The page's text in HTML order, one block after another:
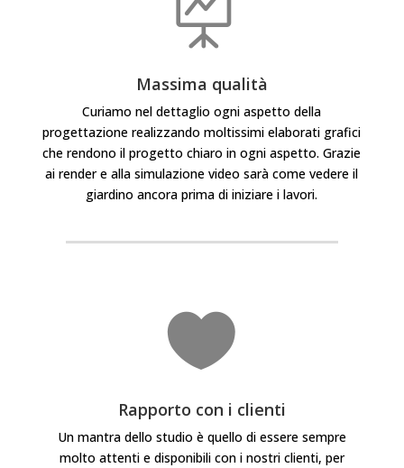

Massima qualità
Curiamo nel dettaglio ogni aspetto della
progettazione realizzando moltissimi elaborati grafici
che rendono il progetto chiaro in ogni aspetto. Grazie
ai render e alla simulazione video sarà come vedere il
giardino ancora prima di iniziare i lavori.

Rapporto con i clienti
Un mantra dello studio è quello di essere sempre
molto attenti e disponibili con i nostri clienti, per